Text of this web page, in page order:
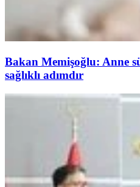
Bakan Memişoğlu: Anne
sağlıklı adımdır